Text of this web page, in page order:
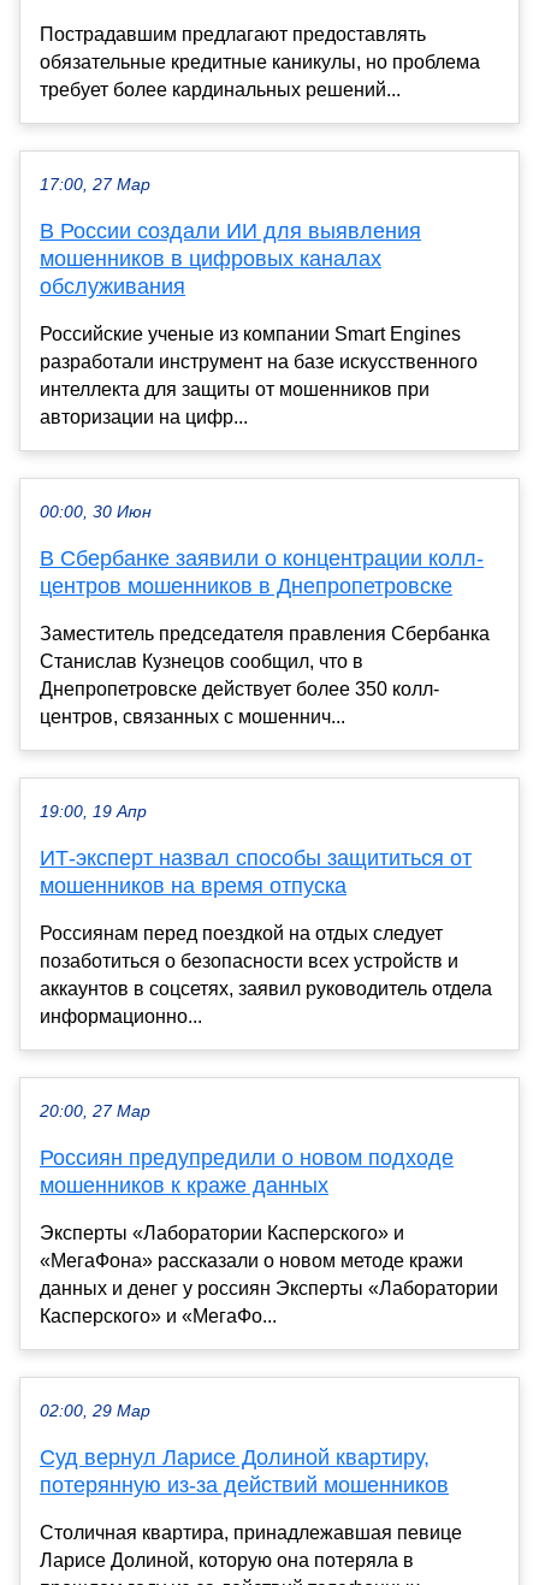
Пострадавшим предлагают предоставлять
обязательные кредитные каникулы, но проблема
требует более кардинальных решений...
17:00, 27 Мар
В России создали ИИ для выявления
мошенников в цифровых каналах
обслуживания
Российские ученые из компании Smart Engines
разработали инструмент на базе искусственного
интеллекта для защиты от мошенников при
авторизации на цифр...
00:00, 30 Июн
В Сбербанке заявили о концентрации колл-
центров мошенников в Днепропетровске
Заместитель председателя правления Сбербанка
Станислав Кузнецов сообщил, что в
Днепропетровске действует более 350 колл-
центров, связанных с мошеннич...
19:00, 19 Апр
ИТ-эксперт назвал способы защититься от
мошенников на время отпуска
Россиянам перед поездкой на отдых следует
позаботиться о безопасности всех устройств и
аккаунтов в соцсетях, заявил руководитель отдела
информационно...
20:00, 27 Мар
Россиян предупредили о новом подходе
мошенников к краже данных
Эксперты «Лаборатории Касперского» и
«МегаФона» рассказали о новом методе кражи
данных и денег у россиян Эксперты «Лаборатории
Касперского» и «МегаФо...
02:00, 29 Мар
Суд вернул Ларисе Долиной квартиру,
потерянную из-за действий мошенников
Столичная квартира, принадлежавшая певице
Ларисе Долиной, которую она потеряла в